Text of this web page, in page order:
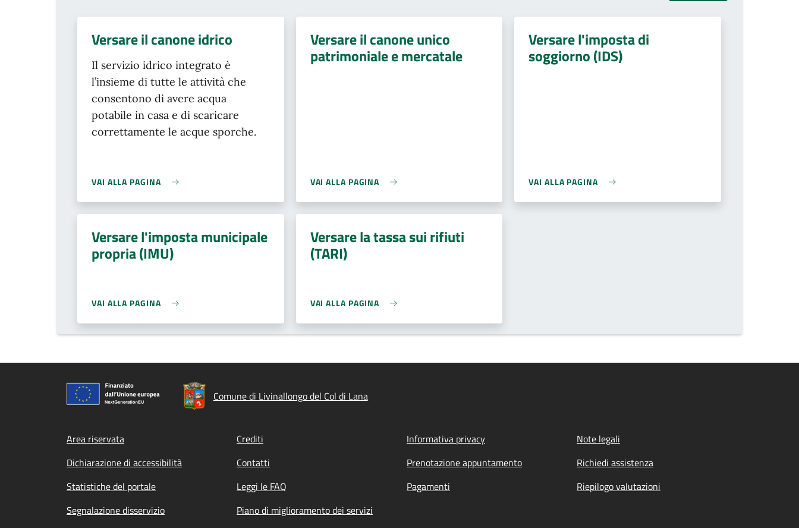
Versare il canone idrico
Il servizio idrico integrato è
l’insieme di tutte le attività che
consentono di avere acqua
potabile in casa e di scaricare
correttamente le acque sporche.
VAI ALLA PAGINA
Versare il canone unico
patrimoniale e mercatale
VAI ALLA PAGINA
Versare l'imposta di
soggiorno (IDS)
VAI ALLA PAGINA
Versare l'imposta municipale
propria (IMU)
VAI ALLA PAGINA
Versare la tassa sui rifiuti
(TARI)
VAI ALLA PAGINA
Comune di Livinallongo del Col di Lana
Footer menu
Area riservata Crediti Informativa privacy
Note legali
Dichiarazione di accessibilità
Contatti Prenotazione appuntamento
Richiedi assistenza
Statistiche del portale
Leggi le FAQ Pagamenti
Riepilogo valutazioni
Segnalazione disservizio
Piano di miglioramento dei servizi